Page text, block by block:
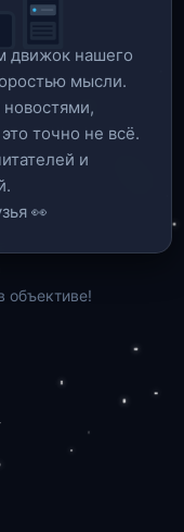
движок нашего
мысли.
точно не всё.
и
👀
объективе!